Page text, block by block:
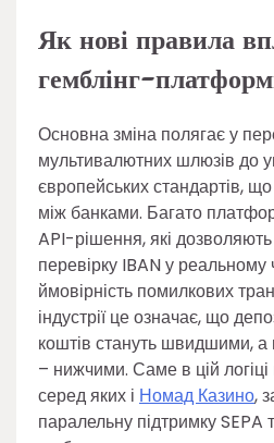
Як нові правила
гемблінг-
Основна зміна полягає у
мультивалютних шлюзів до
європейських стандартів, що
між банками. Багато
API-рішення, які
перевірку IBAN у реальному
ймовірність помилкових
індустрії це означає, що
коштів стануть швидшими, а
– нижчими. Саме в цій логіці
серед яких і Номад Казино,
паралельну підтримку SEPA